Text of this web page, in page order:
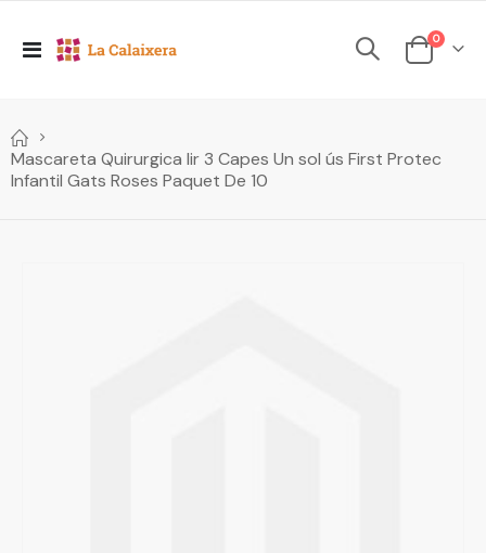
Toggle
Cesta
0elements
Mascareta Quirurgica Iir 3 Capes Un sol ús First Protec
Infantil Gats Roses Paquet De 10